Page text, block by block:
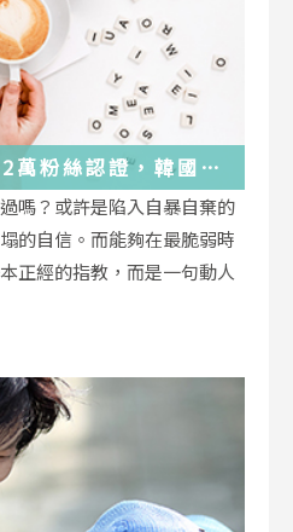
萬粉絲認證，韓國最
「國民姐姐」金美敬
雪中送炭！
嗎？或許是陷入自暴自棄的
的自信。而能夠在最脆弱時
正經的指教，而是一句動人